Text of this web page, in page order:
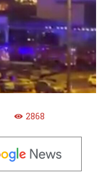
2868